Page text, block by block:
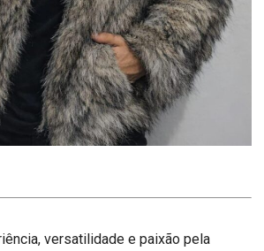
versatilidade e paixão pela